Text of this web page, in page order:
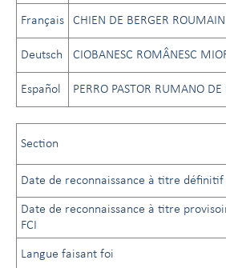
Français CHIEN DE BERGER
Deutsch CIOBANESC ROMÂNESC
Español PERRO PASTOR RUMANO
Section
Date de reconnaissance à titre définitif
Date de reconnaissance à titre
FCI
Langue faisant foi